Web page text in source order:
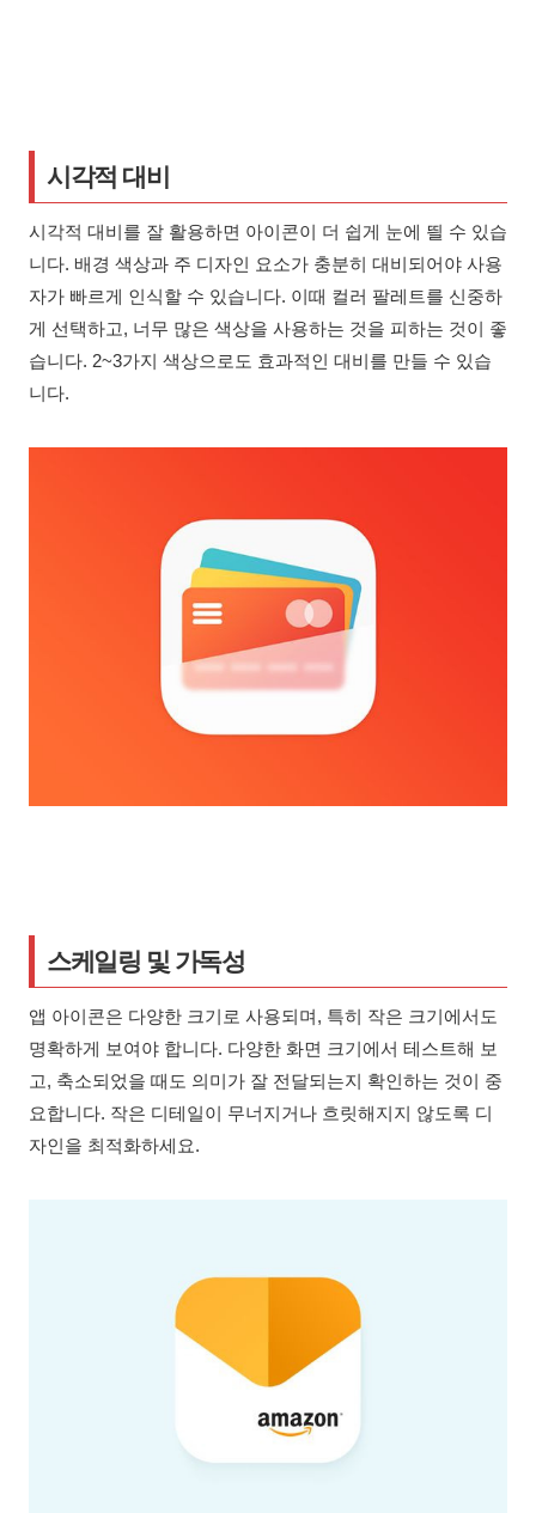
시각적 대비
시각적 대비를 잘 활용하면 아이콘이 더 쉽게 눈에 띌 수 있습
니다. 배경 색상과 주 디자인 요소가 충분히 대비되어야 사용
자가 빠르게 인식할 수 있습니다. 이때 컬러 팔레트를 신중하
게 선택하고, 너무 많은 색상을 사용하는 것을 피하는 것이 좋
습니다. 2~3가지 색상으로도 효과적인 대비를 만들 수 있습
니다.
스케일링 및 가독성
앱 아이콘은 다양한 크기로 사용되며, 특히 작은 크기에서도
명확하게 보여야 합니다. 다양한 화면 크기에서 테스트해 보
고, 축소되었을 때도 의미가 잘 전달되는지 확인하는 것이 중
요합니다. 작은 디테일이 무너지거나 흐릿해지지 않도록 디
자인을 최적화하세요.